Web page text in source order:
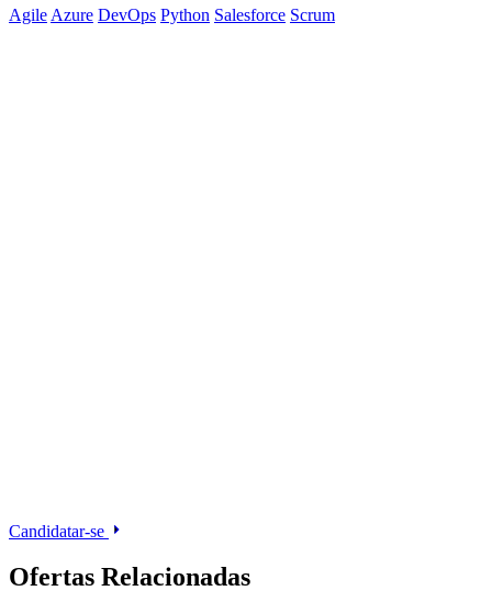
Agile Azure DevOps Python Salesforce Scrum
Candidatar-se
Ofertas Relacionadas